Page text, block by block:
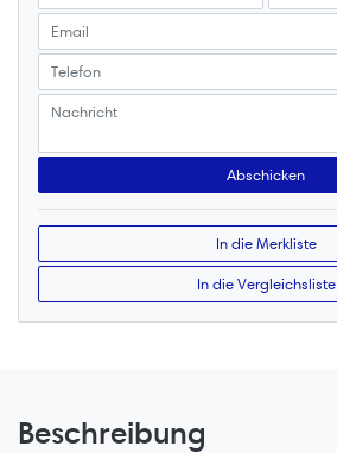
In die Merkliste
In die Vergleichsliste
Beschreibung